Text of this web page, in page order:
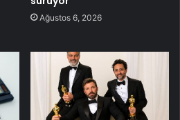
Ağustos 6, 2026